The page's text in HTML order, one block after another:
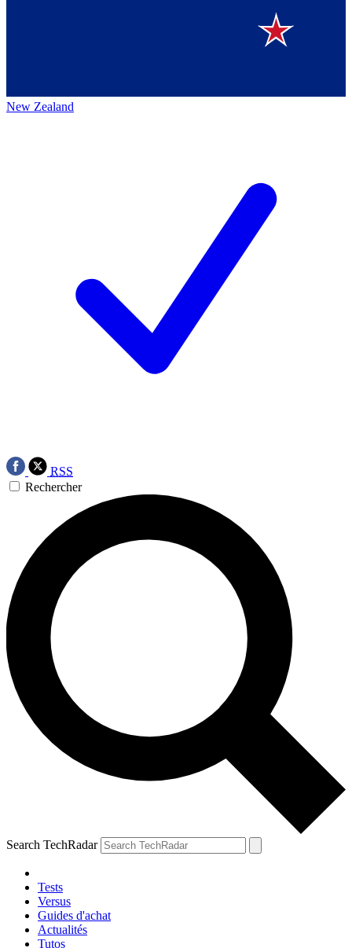
New Zealand
RSS
Rechercher
Search TechRadar
Tests
Versus
Guides d'achat
Actualités
Tutos